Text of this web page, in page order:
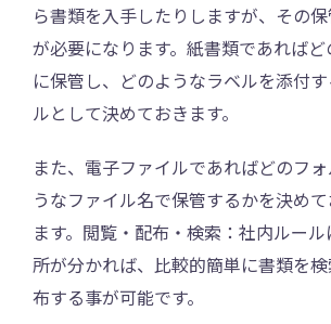
ら書類を入手したりしますが、その
が必要になります。紙書類であれば
に保管し、どのようなラベルを添付
ルとして決めておきます。
また、電子ファイルであればどのフ
うなファイル名で保管するかを決め
ます。閲覧・配布・検索：社内ルー
所が分かれば、比較的簡単に書類を
布する事が可能です。